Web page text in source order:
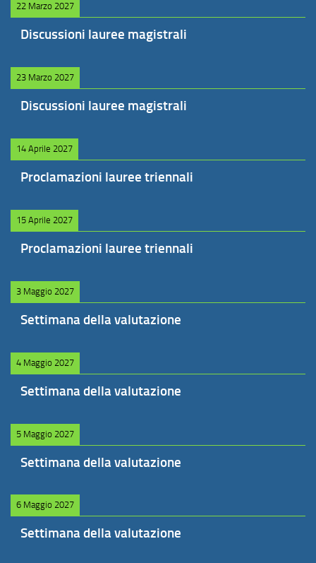
22 Marzo 2027
Discussioni lauree magistrali
23 Marzo 2027
Discussioni lauree magistrali
14 Aprile 2027
Proclamazioni lauree triennali
15 Aprile 2027
Proclamazioni lauree triennali
3 Maggio 2027
Settimana della valutazione
4 Maggio 2027
Settimana della valutazione
5 Maggio 2027
Settimana della valutazione
6 Maggio 2027
Settimana della valutazione